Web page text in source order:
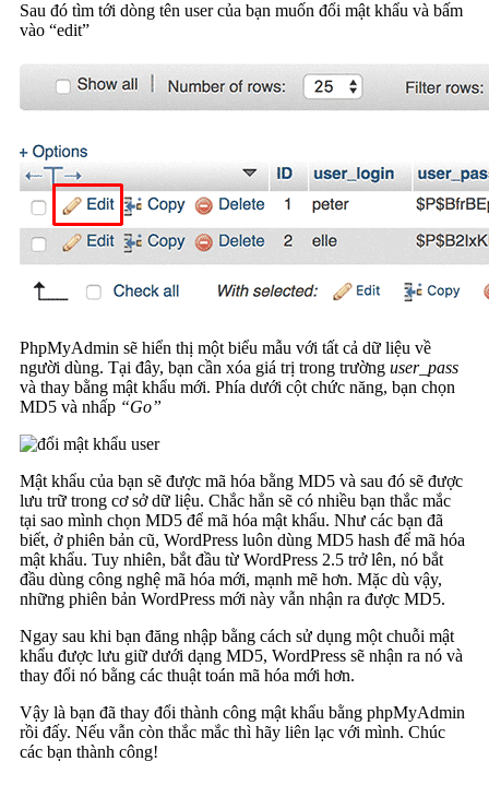
Sau đó tìm tới dòng tên user của bạn muốn đổi mật khẩu và bấm
vào “edit”
PhpMyAdmin sẽ hiển thị một biểu mẫu với tất cả dữ liệu về
người dùng. Tại đây, bạn cần xóa giá trị trong trường user_pass
và thay bằng mật khẩu mới. Phía dưới cột chức năng, bạn chọn
MD5 và nhấp “Go”
Mật khẩu của bạn sẽ được mã hóa bằng MD5 và sau đó sẽ được
lưu trữ trong cơ sở dữ liệu. Chắc hẳn sẽ có nhiều bạn thắc mắc
tại sao mình chọn MD5 để mã hóa mật khẩu. Như các bạn đã
biết, ở phiên bản cũ, WordPress luôn dùng MD5 hash để mã hóa
mật khẩu. Tuy nhiên, bắt đầu từ WordPress 2.5 trở lên, nó bắt
đầu dùng công nghệ mã hóa mới, mạnh mẽ hơn. Mặc dù vậy,
những phiên bản WordPress mới này vẫn nhận ra được MD5.
Ngay sau khi bạn đăng nhập bằng cách sử dụng một chuỗi mật
khẩu được lưu giữ dưới dạng MD5, WordPress sẽ nhận ra nó và
thay đổi nó bằng các thuật toán mã hóa mới hơn.
Vậy là bạn đã thay đổi thành công mật khẩu bằng phpMyAdmin
rồi đấy. Nếu vẫn còn thắc mắc thì hãy liên lạc với mình. Chúc
các bạn thành công!